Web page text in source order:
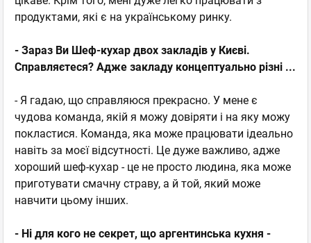
продуктами, які є на українському ринку.
- Зараз Ви Шеф-кухар двох закладів у Києві.
Справляєтеся? Адже закладу концептуально різні ...
- Я гадаю, що справляюся прекрасно. У мене є
чудова команда, якій я можу довіряти і на яку можу
покластися. Команда, яка може працювати ідеально
навіть за моєї відсутності. Це дуже важливо, адже
хороший шеф-кухар - це не просто людина, яка може
приготувати смачну страву, а й той, який може
навчити цьому інших.
- Ні для кого не секрет, що аргентинська кухня -